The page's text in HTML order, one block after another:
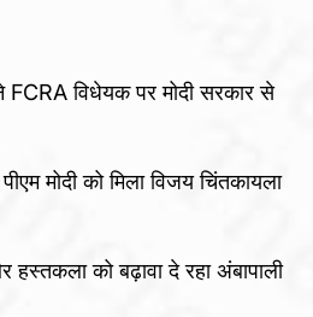
FCRA विधेयक पर मोदी सरकार से
मोदी को मिला विजय चिंतकायला
को बढ़ावा दे रहा अंबापाली